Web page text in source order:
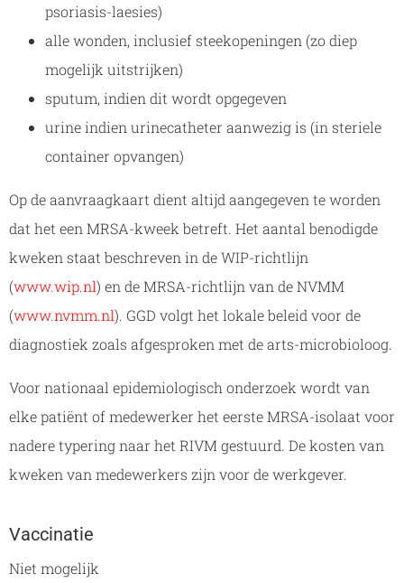
psoriasis-laesies)
alle wonden, inclusief steekopeningen (zo diep
mogelijk uitstrijken)
sputum, indien dit wordt opgegeven
urine indien urinecatheter aanwezig is (in steriele
container opvangen)
Op de aanvraagkaart dient altijd aangegeven te worden
dat het een MRSA-kweek betreft. Het aantal benodigde
kweken staat beschreven in de WIP-richtlijn
(www.wip.nl) en de MRSA-richtlijn van de NVMM
(www.nvmm.nl). GGD volgt het lokale beleid voor de
diagnostiek zoals afgesproken met de arts-microbioloog.
Voor nationaal epidemiologisch onderzoek wordt van
elke patiënt of medewerker het eerste MRSA-isolaat voor
nadere typering naar het RIVM gestuurd. De kosten van
kweken van medewerkers zijn voor de werkgever.
Vaccinatie
Niet mogelijk